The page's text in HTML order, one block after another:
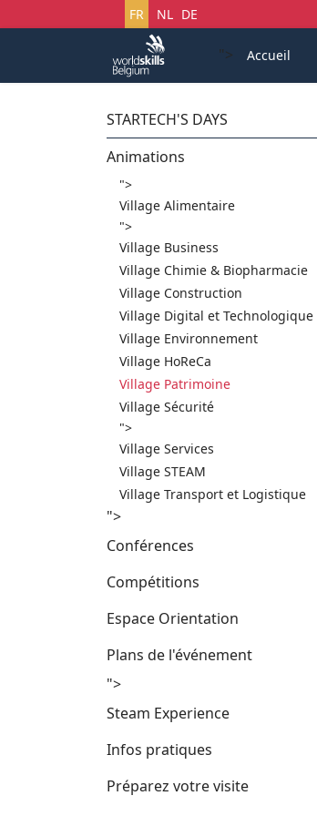
Sélectionnez votre langue
FR NL DE
"> Accueil
STARTECH'S DAYS
Animations
">
Village Alimentaire
">
Village Business
Village Chimie & Biopharmacie
Village Construction
Village Digital et Technologique
Village Environnement
Village HoReCa
Village Patrimoine
Village Sécurité
">
Village Services
Village STEAM
Village Transport et Logistique
">
Conférences
Compétitions
Espace Orientation
Plans de l'événement
">
Steam Experience
Infos pratiques
Préparez votre visite